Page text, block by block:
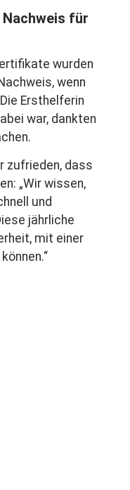
für
wurden
wenn
Ersthelferin
war, dankten
zufrieden, dass
„Wir wissen,
und
jährliche
mit einer